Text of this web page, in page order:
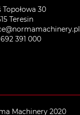
Topołowa 30
Teresin
391 000
Machinery 2020